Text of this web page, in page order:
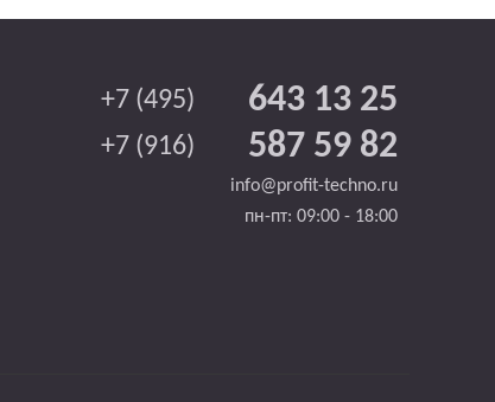
+7 (495) 643 13 25
+7 (916) 587 59 82
info@profit-techno.ru
пн-пт: 09:00 - 18:00